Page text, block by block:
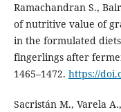
Ramachandran S.,
of nutritive value of
in the formulated
fingerlings after
1465–1472. https://
Sacristán M., Varela